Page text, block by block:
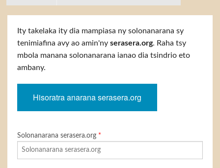
Ity takelaka ity dia mampiasa ny solonanarana sy
tenimiafina avy ao amin'ny serasera.org. Raha tsy
mbola manana solonanarana ianao dia tsindrio eto
ambany.
Hisoratra anarana serasera.org
Solonanarana serasera.org *